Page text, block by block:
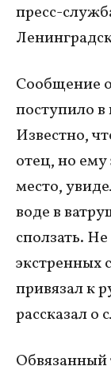
пресс-
Сообщение
поступило
Известно,
отец, но
место,
воде в
сползать.
экстренных
привязал к
рассказал о
Обвязанный